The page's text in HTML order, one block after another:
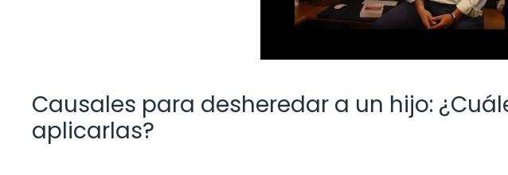
Causales para desheredar a un hijo:
aplicarlas?